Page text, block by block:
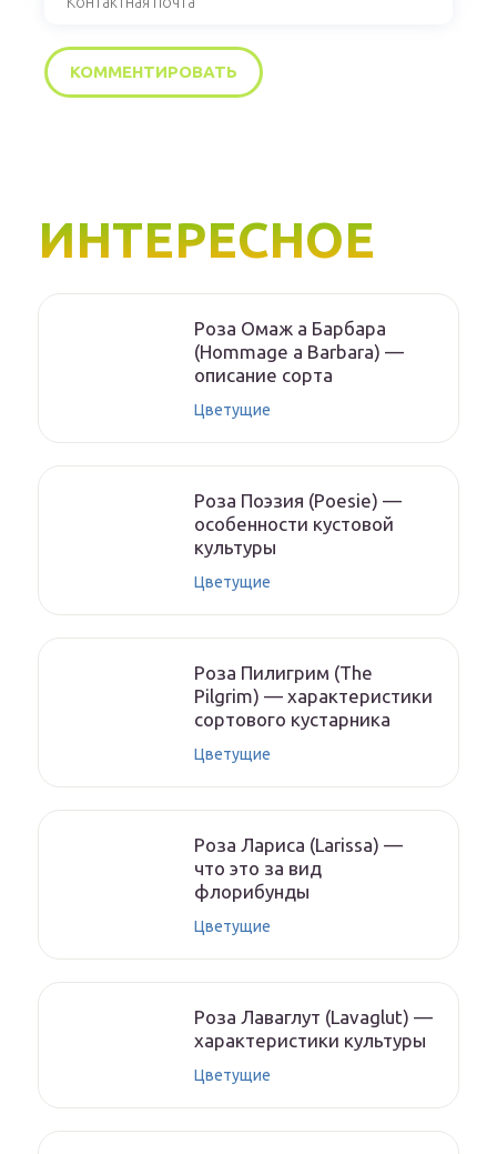
ИНТЕРЕСНОЕ
Роза Омаж а Барбара
(Hommage a Barbara) —
описание сорта
Цветущие
Роза Поэзия (Poesie) —
особенности кустовой
культуры
Цветущие
Роза Пилигрим (The
Pilgrim) — характеристики
сортового кустарника
Цветущие
Роза Лариса (Larissa) —
что это за вид
флорибунды
Цветущие
Роза Лаваглут (Lavaglut) —
характеристики культуры
Цветущие